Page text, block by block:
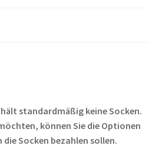
standardmäßig keine Socken.
können Sie die Optionen
Socken bezahlen sollen.